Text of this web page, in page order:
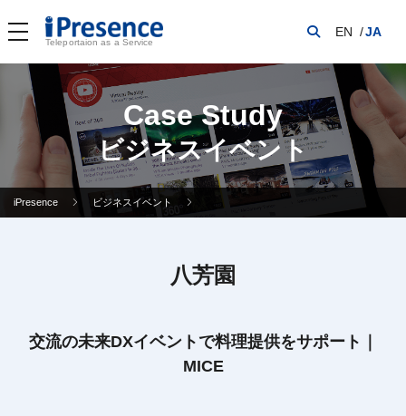
Teleportaion as a Service
EN JA
Case Study
ビジネスイベント
iPresence ビジネスイベント
八芳園
交流の未来DXイベントで料理提供をサポート｜
MICE